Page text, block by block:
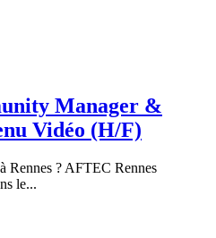
Manager &
Vidéo (H/F)
Rennes ? AFTEC Rennes
le...